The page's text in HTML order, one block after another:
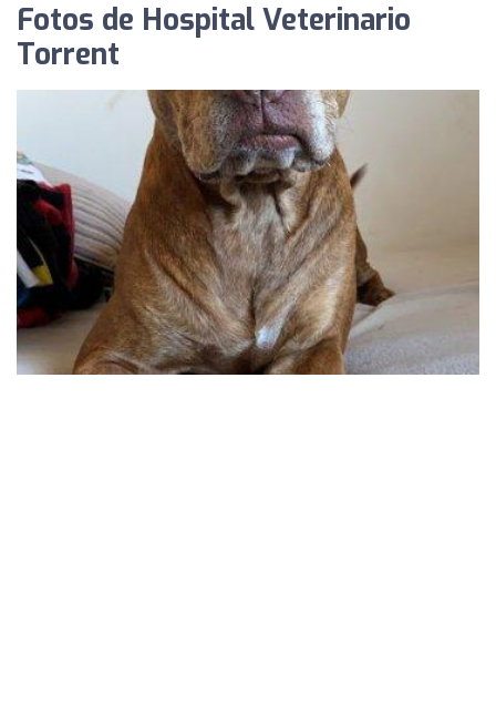
Fotos de Hospital Veterinario
Torrent